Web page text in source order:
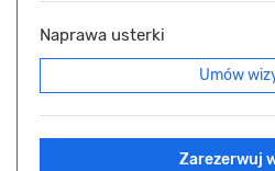
Naprawa usterki
Umów
Zarezerwuj